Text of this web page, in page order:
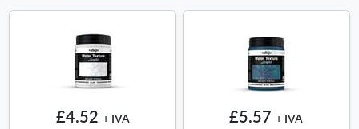
£4.52 + IVA £5.57 + IVA